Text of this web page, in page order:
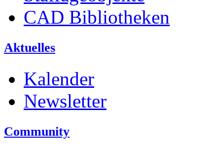
CAD Bibliotheken
Aktuelles
Kalender
Newsletter
Community